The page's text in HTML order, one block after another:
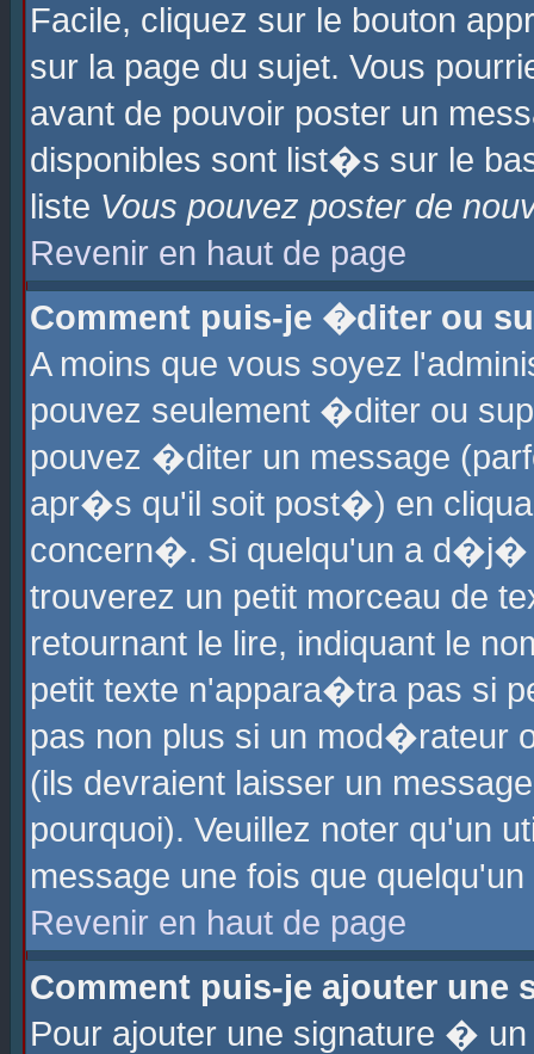
Facile, cliquez sur le bouton
sur la page du sujet. Vous
avant de pouvoir poster un
disponibles sont list�s sur le
liste Vous pouvez poster de
Revenir en haut de page
Comment puis-je �diter ou
A moins que vous soyez
pouvez seulement �diter ou
pouvez �diter un message
apr�s qu'il soit post�) en
concern�. Si quelqu'un a
trouverez un petit morceau de
retournant le lire, indiquant le
petit texte n'appara�tra pas si
pas non plus si un mod�rateur
(ils devraient laisser un
pourquoi). Veuillez noter qu'un
message une fois que
Revenir en haut de page
Comment puis-je ajouter une
Pour ajouter une signature �